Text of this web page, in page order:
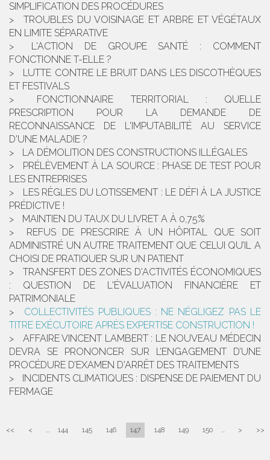
SIMPLIFICATION DES PROCÉDURES
TROUBLES DU VOISINAGE ET ARBRE ET VÉGÉTAUX
EN LIMITE SÉPARATIVE
L'ACTION DE GROUPE SANTÉ : COMMENT
FONCTIONNE T-ELLE ?
LUTTE CONTRE LE BRUIT DANS LES DISCOTHÈQUES
ET FESTIVALS
FONCTIONNAIRE TERRITORIAL : QUELLE
PRESCRIPTION POUR LA DEMANDE DE
RECONNAISSANCE DE L'IMPUTABILITÉ AU SERVICE
D'UNE MALADIE ?
LA DÉMOLITION DES CONSTRUCTIONS ILLÉGALES
PRÉLÈVEMENT À LA SOURCE : PHASE DE TEST POUR
LES ENTREPRISES
LES RÈGLES DU LOTISSEMENT : LE DÉFI À LA JUSTICE
PRÉDICTIVE !
MAINTIEN DU TAUX DU LIVRET A À 0,75%
REFUS DE PRESCRIRE À UN HÔPITAL QUE SOIT
ADMINISTRÉ UN AUTRE TRAITEMENT QUE CELUI QU’IL A
CHOISI DE PRATIQUER SUR UN PATIENT
TRANSFERT DES ZONES D'ACTIVITÉS ÉCONOMIQUES
: QUESTION DE L'ÉVALUATION FINANCIÈRE ET
PATRIMONIALE
COLLECTIVITÉS PUBLIQUES : NE NÉGLIGEZ PAS LE
TITRE EXÉCUTOIRE APRÈS EXPERTISE CONSTRUCTION !
AFFAIRE VINCENT LAMBERT : LE NOUVEAU MÉDECIN
DEVRA SE PRONONCER SUR L’ENGAGEMENT D’UNE
PROCÉDURE D’EXAMEN D'ARRÊT DES TRAITEMENTS
INCIDENTS CLIMATIQUES : DISPENSE DE PAIEMENT DU
FERMAGE
<< < ... 144 145 146 147 148 149 150 ... > >>